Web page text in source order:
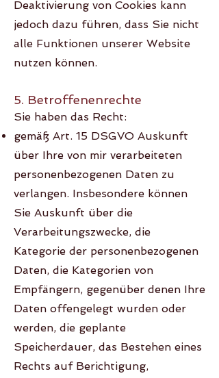
Deaktivierung von Cookies kann
jedoch dazu führen, dass Sie nicht
alle Funktionen unserer Website
nutzen können.
5. Betroffenenrechte
Sie haben das Recht:
gemäß Art. 15 DSGVO Auskunft
über Ihre von mir verarbeiteten
personenbezogenen Daten zu
verlangen. Insbesondere können
Sie Auskunft über die
Verarbeitungszwecke, die
Kategorie der personenbezogenen
Daten, die Kategorien von
Empfängern, gegenüber denen Ihre
Daten offengelegt wurden oder
werden, die geplante
Speicherdauer, das Bestehen eines
Rechts auf Berichtigung,